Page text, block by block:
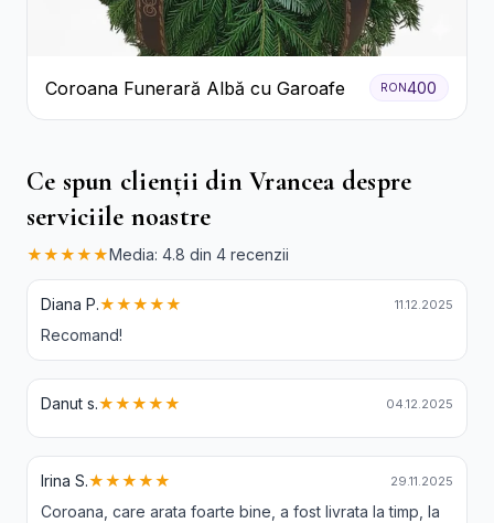
Coroana Funerară Albă cu Garoafe RON400
Ce spun clienții din Vrancea despre
serviciile noastre
★★★★★ Media: 4.8 din 4 recenzii
Diana P.★★★★★ 11.12.2025
Recomand!
Danut s.★★★★★ 04.12.2025
Irina S.★★★★★ 29.11.2025
Coroana, care arata foarte bine, a fost livrata la timp, la